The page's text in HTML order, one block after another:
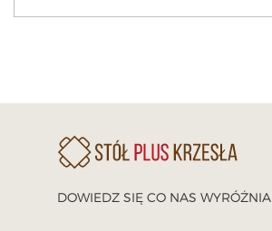
DOWIEDZ SIĘ CO NAS WYRÓŻNIA